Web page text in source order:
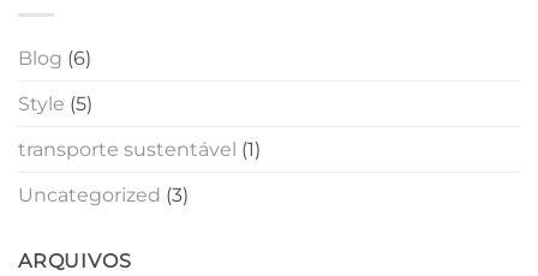
Blog (6)
Style (5)
transporte sustentável (1)
Uncategorized (3)
ARQUIVOS